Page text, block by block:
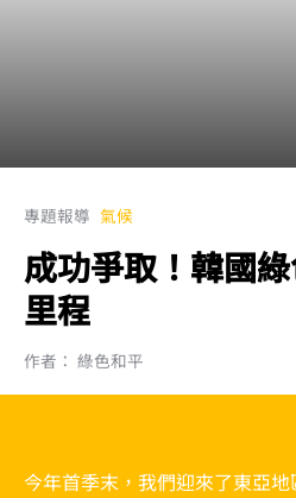
專題報導 氣候
成功爭取！韓國
里程
作者： 綠色和平
今年首季末，我們迎來了東亞